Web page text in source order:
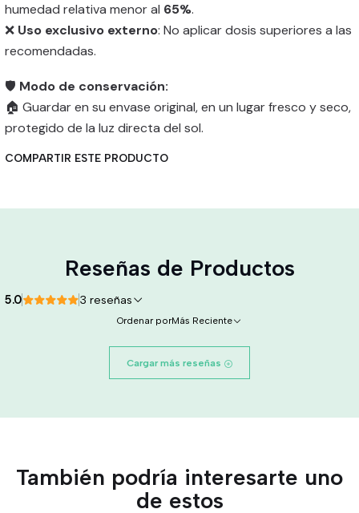
humedad relativa menor al 65%.
❌ Uso exclusivo externo: No aplicar dosis superiores a las
recomendadas.
🛡️ Modo de conservación:
🏠 Guardar en su envase original, en un lugar fresco y seco,
protegido de la luz directa del sol.
COMPARTIR ESTE PRODUCTO
Reseñas de Productos
5.0 3 reseñas
Ordenar porMás Reciente
Cargar más reseñas
También podría interesarte uno
de estos